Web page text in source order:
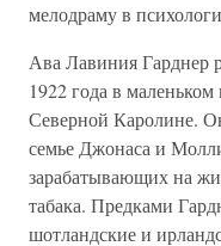
мелодраму в
Ава Лавиния Гарднер
1922 года в маленьком
Северной Каролине.
семье Джонаса и
зарабатывающих на
табака. Предками
шотландские и